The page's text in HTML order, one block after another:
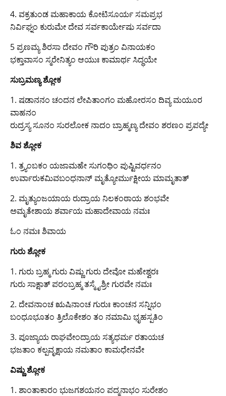
4. ವಕ್ರತುಂಡ ಮಹಾಕಾಯ ಕೋಟಿಸೂರ್ಯ ಸಮಪ್ರಭ
ನಿರ್ವಿಘ್ನಂ ಕುರುಮೇ ದೇವ ಸರ್ವಕಾರ್ಯೇಷು ಸರ್ವದಾ
5 ಪ್ರಣಮ್ಯ ಶಿರಸಾ ದೇವಂ ಗೌರಿ ಪುತ್ರಂ ವಿನಾಯಕಂ
ಭಕ್ತಾವಾಸಂ ಸ್ಮರೇನಿತ್ಯಂ ಆಯುಃ ಕಾಮಾರ್ಥ ಸಿದ್ಧಯೇ
ಸುಬ್ರಮಣ್ಯ ಶ್ಲೋಕ
1. ಷಡಾನನಂ ಚಂದನ ಲೇಪಿತಾಂಗಂ ಮಹೋರಸಂ ದಿವ್ಯ ಮಯೂರ
ವಾಹನಂ
ರುದ್ರಸ್ಯ ಸೂನಂ ಸುರಲೋಕ ನಾದಂ ಬ್ರಾಹ್ಮಣ್ಯ ದೇವಂ ಶರಣಂ ಪ್ರಪದ್ಯೇ
ಶಿವ ಶ್ಲೋಕ
1. ತ್ರ್ಯಂಬಕಂ ಯಜಾಮಹೇ ಸುಗಂಧಿಂ ಪುಷ್ಟಿವರ್ಧನಂ
ಉರ್ವಾರುಕಮಿವಬಂಧನಾನ್ ಮೃತ್ಯೋರ್ಮುಕ್ಷೀಯ ಮಾಮೃತಾತ್
2. ಮೃತ್ಯುಂಜಯಾಯ ರುದ್ರಾಯ ನಿಲಕಂಠಾಯ ಶಂಭವೇ
ಅಮೃತೇಶಾಯ ಶರ್ವಾಯ ಮಹಾದೇವಾಯ ನಮಃ
ಓಂ ನಮಃ ಶಿವಾಯ
ಗುರು ಶ್ಲೋಕ
1. ಗುರು ಬ್ರಹ್ಮ ಗುರು ವಿಷ್ಣು ಗುರು ದೇವೋ ಮಹೇಶ್ವರಃ
ಗುರು ಸಾಕ್ಷಾತ್ ಪರಂಬ್ರಹ್ಮ ತಸ್ಮೈಶ್ರೀ ಗುರವೇ ನಮಃ
2. ದೇವನಾಂಚ ಋಷಿನಾಂಚ ಗುರುಃ ಕಾಂಚನ ಸನ್ನಿಭಂ
ಬಂಧೂಭೂತಂ ತ್ರಿಲೊಕೇಶಂ ತಂ ನಮಾಮಿ ಭೃಹಸ್ಪತಿಂ
3. ಪೂಜ್ಯಾಯ ರಾಘವೇಂದ್ರಾಯ ಸತ್ಯಧರ್ಮ ರತಾಯಚ
ಭಜತಾಂ ಕಲ್ಪವೃಕ್ಷಾಯ ನಮತಾಂ ಕಾಮಧೇನವೇ
ವಿಷ್ಣು ಶ್ಲೋಕ
1. ಶಾಂತಾಕಾರಂ ಭುಜಗಶಯನಂ ಪದ್ಮನಾಭಂ ಸುರೇಶಂ